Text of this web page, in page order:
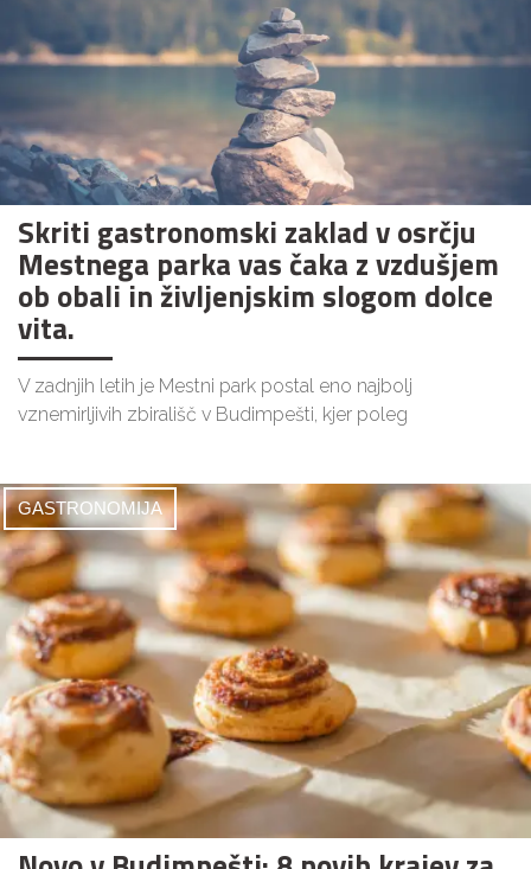
Skriti gastronomski zaklad v osrčju
Mestnega parka vas čaka z vzdušjem
ob obali in življenjskim slogom dolce
vita.
V zadnjih letih je Mestni park postal eno najbolj
vznemirljivih zbirališč v Budimpešti, kjer poleg
GASTRONOMIJA